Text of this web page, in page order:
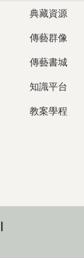
典藏資源
傳藝群像
傳藝書城
知識平台
教案學程